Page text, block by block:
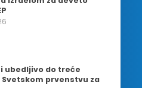
ubedljivo do treće
Svetskom prvenstvu za